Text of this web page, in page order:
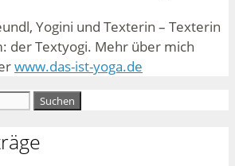
Yogini und Texterin – Texterin
der Textyogi. Mehr über mich
www.das-ist-yoga.de